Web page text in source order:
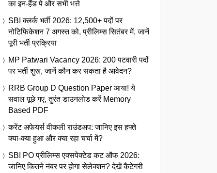
का इन-हैंड पे और सभी भत्ते
SBI क्लर्क भर्ती 2026: 12,500+ पदों पर
नोटिफिकेशन 7 अगस्त को, प्रीलिम्स सितंबर में, जानें
पूरी भर्ती प्रक्रिया
MP Patwari Vacancy 2026: 200 पटवारी पदों
पर भर्ती शुरू, जानें कौन कर सकता है आवेदन?
RRB Group D Question Paper आया! ये
सवाल पूछे गए, तुरंत डाउनलोड करें Memory
Based PDF
करेंट अफेयर्स वीकली राउंडअप: जानिए इस हफ्ते
क्या-क्या हुआ और क्या रहा चर्चा में?
SBI PO प्रीलिम्स एक्सपेक्टेड कट ऑफ 2026:
जानिए कितने नंबर पर होगा सेलेक्शन? देखें कैटेगरी